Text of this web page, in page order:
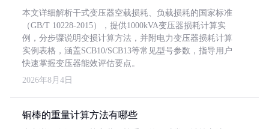
本文详细解析干式变压器空载损耗、负载损耗的国家标准
（GB/T 10228-2015），提供1000kVA变压器损耗计算实
例，分步骤说明变损计算方法，并附电力变压器损耗计算
实例表格，涵盖SCB10/SCB13等常见型号参数，指导用户
快速掌握变压器能效评估要点。
2026年8月4日
铜棒的重量计算方法有哪些